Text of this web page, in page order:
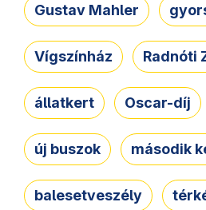
Gustav Mahler
Vígszínház Radnóti
állatkert Oscar-díj
új buszok második
balesetveszély